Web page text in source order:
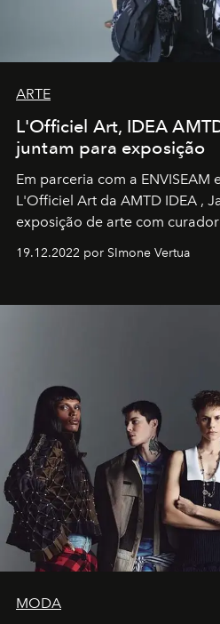
ARTE
L'Officiel Art, IDEA
juntam para exposição
Em parceria com a ENVISEAM
L'Officiel Art da AMTD IDEA ,
exposição de arte com
19.12.2022 por SImone Vertua
MODA